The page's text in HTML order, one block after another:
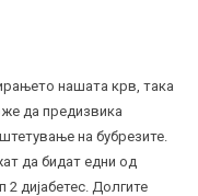
нашата крв, така
да предизвика
на бубрезите.
да бидат едни од
2 дијабетес . Долгите